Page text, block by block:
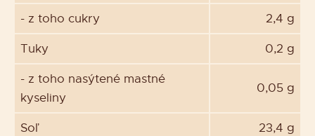
- z toho cukry 2,4 g
Tuky 0,2 g
- z toho nasýtené mastné
kyseliny
0,05 g
Soľ 23,4 g